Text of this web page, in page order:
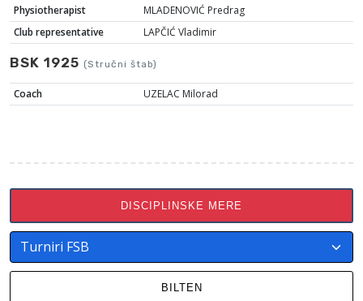
Physiotherapist
MLADENOVIĆ Predrag
Club representative
LAPČIĆ Vladimir
BSK 1925 (Stručni štab)
Coach UZELAC Milorad
DISCIPLINSKE MERE
BILTEN